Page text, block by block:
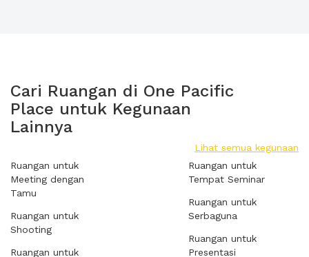
Cari Ruangan di One Pacific
Place untuk Kegunaan
Lainnya
Lihat semua kegunaan
Ruangan untuk
Meeting dengan
Tamu
Ruangan untuk
Shooting
Ruangan untuk
Ruangan untuk
Tempat Seminar
Ruangan untuk
Serbaguna
Ruangan untuk
Presentasi